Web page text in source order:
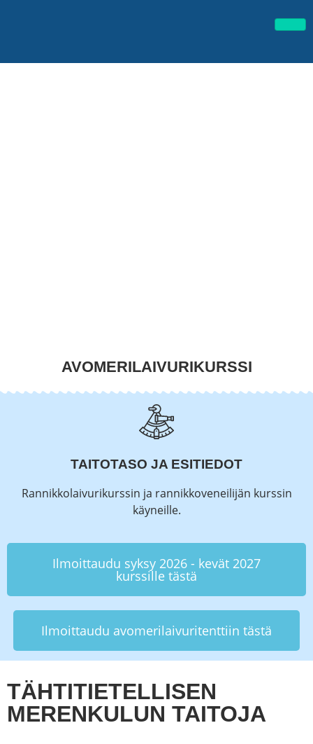
AVOMERILAIVURIKURSSI
TAITOTASO JA ESITIEDOT
Rannikkolaivurikurssin ja rannikkoveneilijän kurssin
käyneille.
Ilmoittaudu syksy 2026 - kevät 2027
kurssille tästä
Ilmoittaudu avomerilaivuritenttiin tästä
TÄHTITIETELLISEN
MERENKULUN TAITOJA